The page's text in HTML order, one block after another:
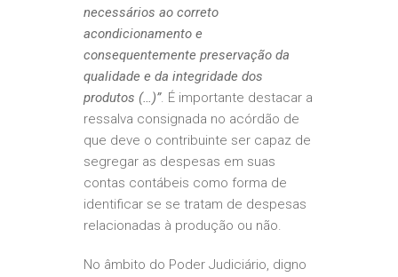
necessários ao correto
acondicionamento e
consequentemente preservação da
qualidade e da integridade dos
produtos (…)”. É importante destacar a
ressalva consignada no acórdão de
que deve o contribuinte ser capaz de
segregar as despesas em suas
contas contábeis como forma de
identificar se se tratam de despesas
relacionadas à produção ou não.
No âmbito do Poder Judiciário, digno